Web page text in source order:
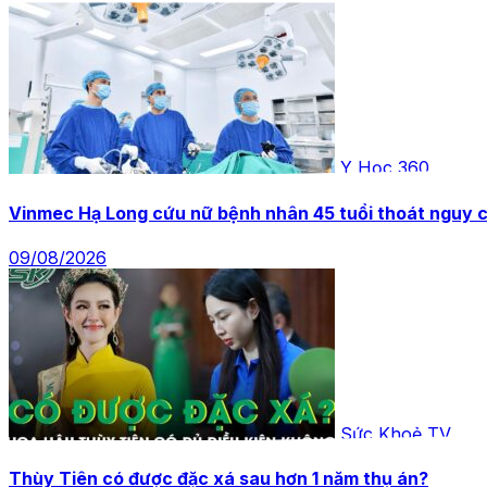
Y Học 360
Vinmec Hạ Long cứu nữ bệnh nhân 45 tuổi thoát
09/08/2026
Sức Khoẻ TV
Thùy Tiên có được đặc xá sau hơn 1 năm thụ án?